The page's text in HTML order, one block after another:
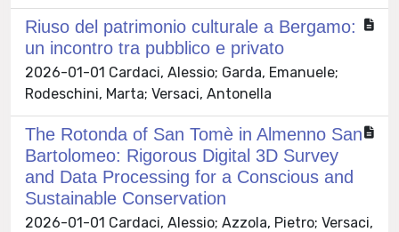
Riuso del patrimonio culturale a Bergamo:
un incontro tra pubblico e privato
2026-01-01 Cardaci, Alessio; Garda, Emanuele;
Rodeschini, Marta; Versaci, Antonella
The Rotonda of San Tomè in Almenno San
Bartolomeo: Rigorous Digital 3D Survey
and Data Processing for a Conscious and
Sustainable Conservation
2026-01-01 Cardaci, Alessio; Azzola, Pietro; Versaci,